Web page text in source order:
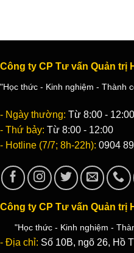
Công ty CP Tư vấn Quản trị
"Học thức - Kinh nghiệm - Thành
- Ngày thường: Từ 8:00 -
- Thứ bảy: Từ 8:00 - 12:00
- Hotline (7/7; 8h-22h): 0904
Công ty CP Tư vấn Quản trị
"Học thức - Kinh nghiệm -
- Địa chỉ: Số 10B, ngõ 26, Hồ